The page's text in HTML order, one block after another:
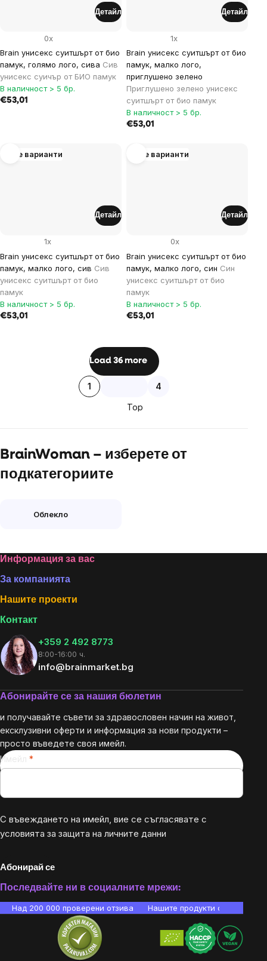
Brain унисекс суитшърт от био
памук, голямо лого, сива Сив
унисекс суичър от БИО памук
0x
В наличност > 5 бр.
€53,01
Детайл
Brain унисекс суитшърт от био
памук, малко лого,
приглушено зелено
Приглушено зелено унисекс
суитшърт от био памук
1x
В наличност > 5 бр.
€53,01
Детайл
Още варианти
Brain унисекс суитшърт от био
памук, малко лого, сив Сив
унисекс суитшърт от био
памук
1x
В наличност > 5 бр.
€53,01
Детайл
Още варианти
Brain унисекс суитшърт от био
памук, малко лого, син Син
унисекс суитшърт от био
памук
0x
В наличност > 5 бр.
€53,01
Детайл
Listing
controls
Load 36 more
Pagination
1 4
Top
BrainWoman – изберете от
подкатегориите
Облекло
Footer
Информация за вас
За компанията
Нашите проекти
Контакт
+359 2 492 8773
8:00-16:00 ч.
info@brainmarket.bg
Абонирайте се за нашия бюлетин
и получавайте съвети за здравословен начин на живот,
ексклузивни оферти и информация за нови продукти –
просто въведете своя имейл.
Имейл
С въвеждането на имейл, вие се съгласявате с
условията за защита на личните данни
Абонирай се
Последвайте ни в социалните мрежи:
Над 200 000 проверени отзива Нашите продукти са